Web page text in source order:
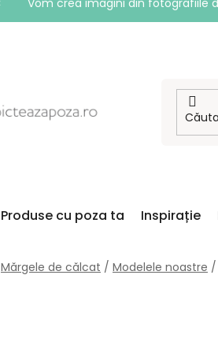
Vom crea imagini din fotografiile
Produse cu poza ta Inspirație
Mărgele de călcat / Modelele noastre /